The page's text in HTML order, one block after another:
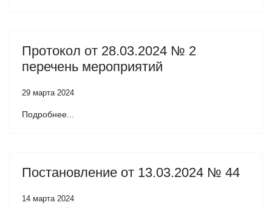
Протокол от 28.03.2024 № 2
перечень мероприятий
29 марта 2024
Подробнее...
Постановление от 13.03.2024 № 44
14 марта 2024